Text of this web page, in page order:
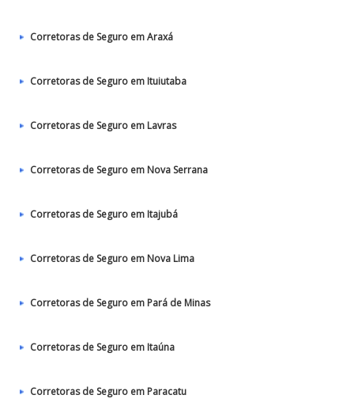
Corretoras de Seguro em Araxá
Corretoras de Seguro em Ituiutaba
Corretoras de Seguro em Lavras
Corretoras de Seguro em Nova Serrana
Corretoras de Seguro em Itajubá
Corretoras de Seguro em Nova Lima
Corretoras de Seguro em Pará de Minas
Corretoras de Seguro em Itaúna
Corretoras de Seguro em Paracatu